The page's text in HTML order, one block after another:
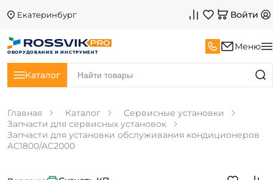
Екатеринбург Войти
ОБОРУДОВАНИЕ И ИНСТРУМЕНТ
Меню
Каталог
Главная Каталог
Сервисные установки
Запчасти для сервисных установок
Запчасти для установки обслуживания кондиционеров
AC1800/AC2000